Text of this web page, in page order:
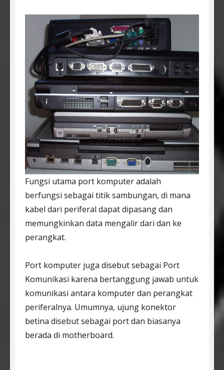
Fungsi utama port komputer adalah
berfungsi sebagai titik sambungan, di mana
kabel dari periferal dapat dipasang dan
memungkinkan data mengalir dari dan ke
perangkat.
Port komputer juga disebut sebagai Port
Komunikasi karena bertanggung jawab untuk
komunikasi antara komputer dan perangkat
periferalnya. Umumnya, ujung konektor
betina disebut sebagai port dan biasanya
berada di motherboard.